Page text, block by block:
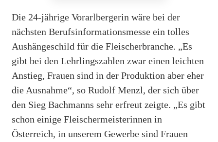
Die 24-jährige Vorarlbergerin wäre bei der
nächsten Berufsinformationsmesse ein tolles
Aushängeschild für die Fleischerbranche. „Es
gibt bei den Lehrlingszahlen zwar einen leichten
Anstieg, Frauen sind in der Produktion aber eher
die Ausnahme“, so Rudolf Menzl, der sich über
den Sieg Bachmanns sehr erfreut zeigte. „Es gibt
schon einige Fleischermeisterinnen in
Österreich, in unserem Gewerbe sind Frauen